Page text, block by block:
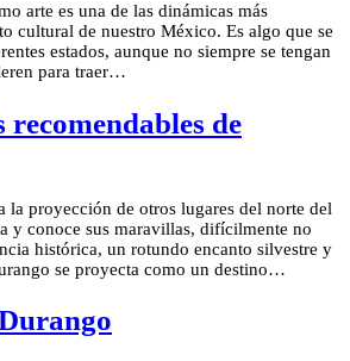
arte es una de las dinámicas más
cultural de nuestro México. Es algo que se
estados, aunque no siempre se tengan
para traer…
recomendables de
la proyección de otros lugares del norte del
y conoce sus maravillas, difícilmente no
histórica, un rotundo encanto silvestre y
se proyecta como un destino…